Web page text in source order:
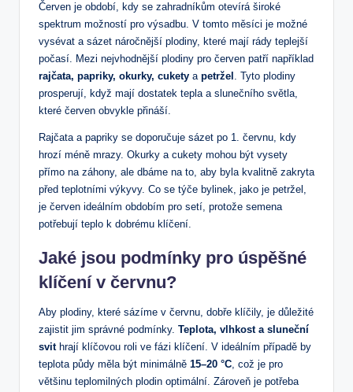
Červen je období, kdy se zahradníkům otevírá široké
spektrum možností pro výsadbu. V tomto měsíci je možné
vysévat a sázet náročnější plodiny, které mají rády teplejší
počasí. Mezi nejvhodnější plodiny pro červen patří například
rajčata, papriky, okurky, cukety a petržel . Tyto plodiny
prosperují, když mají dostatek tepla a slunečního světla,
které červen obvykle přináší.
Rajčata a papriky se doporučuje sázet po 1. červnu, kdy
hrozí méně mrazy. Okurky a cukety mohou být vysety
přímo na záhony, ale dbáme na to, aby byla kvalitně zakryta
před teplotními výkyvy. Co se týče bylinek, jako je petržel,
je červen ideálním obdobím pro setí, protože semena
potřebují teplo k dobrému klíčení.
Jaké jsou podmínky pro úspěšné
klíčení v červnu?
Aby plodiny, které sázíme v červnu, dobře klíčily, je důležité
zajistit jim správné podmínky. Teplota, vlhkost a sluneční
svithrají klíčovou roli ve fázi klíčení. V ideálním případě by
teplota půdy měla být minimálně 15–20 °C, což je pro
většinu teplomilných plodin optimální. Zároveň je potřeba